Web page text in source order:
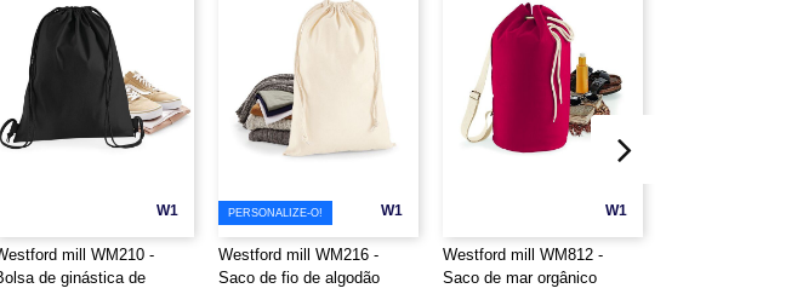
W1
mill WM210 -
de ginástica de
W1
PERSONALIZE-O!
Westford mill WM216 -
Saco de fio de algodão
W1
Westford mill WM812 -
Saco de mar orgânico